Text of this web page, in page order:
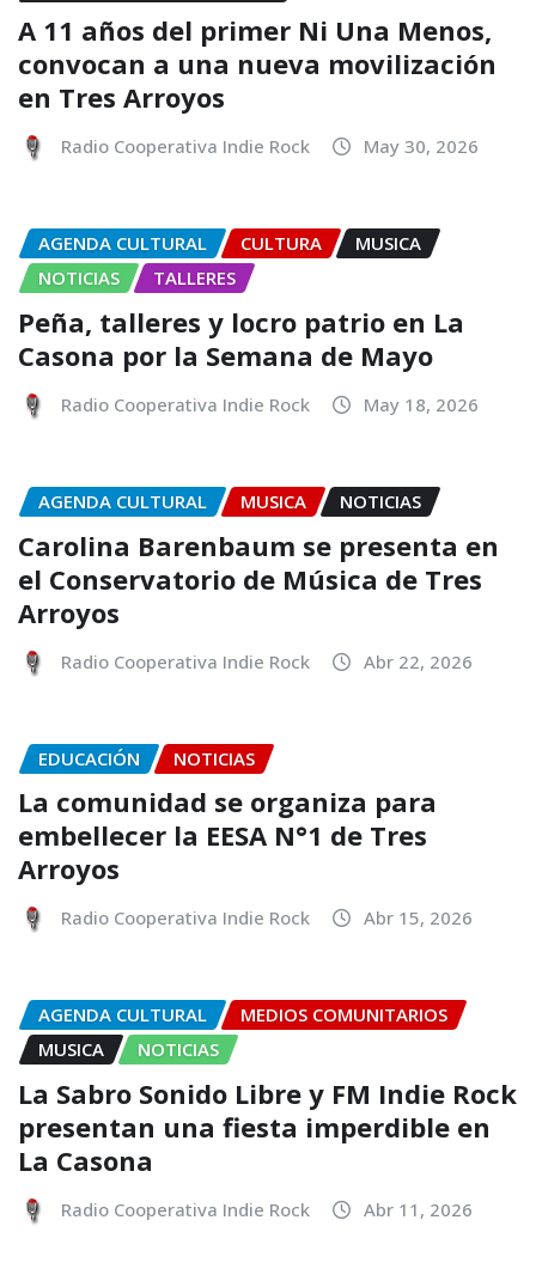
A 11 años del primer Ni Una Menos,
convocan a una nueva movilización
en Tres Arroyos
Radio Cooperativa Indie Rock May 30, 2026
AGENDA CULTURAL CULTURA
MUSICA
NOTICIAS
TALLERES
Peña, talleres y locro patrio en La
Casona por la Semana de Mayo
Radio Cooperativa Indie Rock May 18, 2026
AGENDA CULTURAL MUSICA NOTICIAS
Carolina Barenbaum se presenta en
el Conservatorio de Música de Tres
Arroyos
Radio Cooperativa Indie Rock Abr 22, 2026
EDUCACIÓN NOTICIAS
La comunidad se organiza para
embellecer la EESA N°1 de Tres
Arroyos
Radio Cooperativa Indie Rock Abr 15, 2026
AGENDA CULTURAL
MEDIOS COMUNITARIOS
MUSICA
NOTICIAS
La Sabro Sonido Libre y FM Indie Rock
presentan una fiesta imperdible en
La Casona
Radio Cooperativa Indie Rock Abr 11, 2026